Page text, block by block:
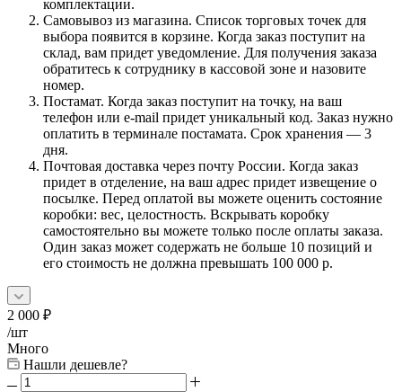
комплектации.
Самовывоз из магазина. Список торговых точек для
выбора появится в корзине. Когда заказ поступит на
склад, вам придет уведомление. Для получения заказа
обратитесь к сотруднику в кассовой зоне и назовите
номер.
Постамат. Когда заказ поступит на точку, на ваш
телефон или e-mail придет уникальный код. Заказ нужно
оплатить в терминале постамата. Срок хранения — 3
дня.
Почтовая доставка через почту России. Когда заказ
придет в отделение, на ваш адрес придет извещение о
посылке. Перед оплатой вы можете оценить состояние
коробки: вес, целостность. Вскрывать коробку
самостоятельно вы можете только после оплаты заказа.
Один заказ может содержать не больше 10 позиций и
его стоимость не должна превышать 100 000 р.
2 000 ₽
/шт
Много
Нашли дешевле?